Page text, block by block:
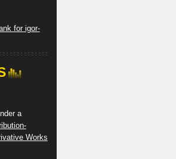
a
Works